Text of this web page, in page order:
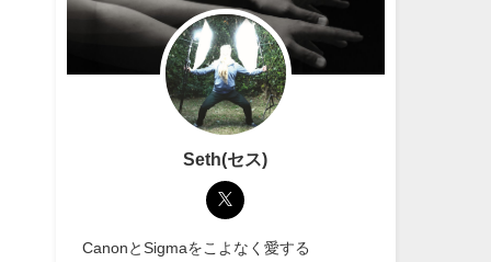
Seth(セス)
CanonとSigmaをこよなく愛する